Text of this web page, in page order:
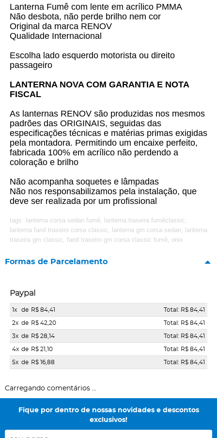
Lanterna Fumê com lente em acrílico PMMA
Não desbota, não perde brilho nem cor
Original da marca RENOV
Qualidade Internacional
Escolha lado esquerdo motorista ou direito
passageiro
LANTERNA NOVA COM GARANTIA E NOTA
FISCAL
As lanternas RENOV são produzidas nos mesmos
padrões das ORIGINAIS, seguidas das
especificações técnicas e matérias primas exigidas
pela montadora. Permitindo um encaixe perfeito,
fabricada 100% em acrílico não perdendo a
coloração e brilho
Não acompanha soquetes e lâmpadas
Não nos responsabilizamos pela instalação, que
deve ser realizada por um profissional
tags: lanterna corsa sedan fumê, lanterna traseira fumêclassic,
lanterna farol traseiro corsa classic, lanterna gm corsa sedan, lanterna
traseira gm classic, farol traseiro gm corsa classic fumê, onix
Formas de Parcelamento
Paypal
1x de R$ 84,41 Total: R$ 84,41
2x de R$ 42,20 Total: R$ 84,41
3x de R$ 28,14 Total: R$ 84,41
4x de R$ 21,10 Total: R$ 84,41
5x de R$ 16,88 Total: R$ 84,41
Carregando comentários ...
Fique por dentro de nossas novidades e descontos
exclusivos!